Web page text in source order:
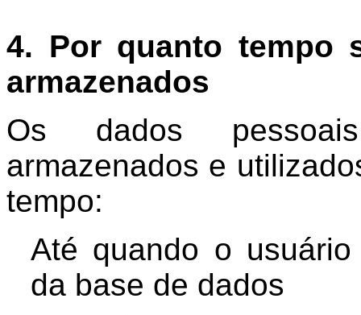
4. Por quanto tempo
armazenados
Os dados
armazenados e
tempo:
Até quando o
da base de dados